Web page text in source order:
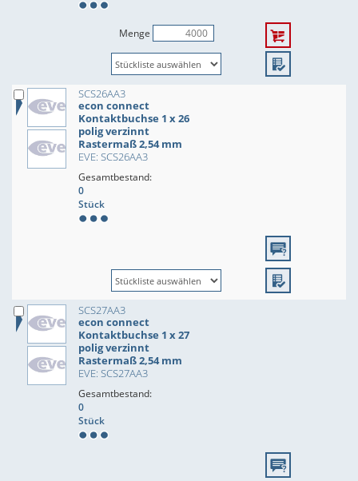
Menge
SCS26AA3
econ connect
Kontaktbuchse 1 x 26
polig verzinnt
Rastermaß 2,54 mm
EVE: SCS26AA3
Gesamtbestand:
0
Stück
SCS27AA3
econ connect
Kontaktbuchse 1 x 27
polig verzinnt
Rastermaß 2,54 mm
EVE: SCS27AA3
Gesamtbestand:
0
Stück